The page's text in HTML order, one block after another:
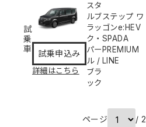
試
乗
車
試乗申込み
詳細はこちら
スタ
ルブ
ラッ
ク・
パー
ル/
ブラ
ック
ステップ ワ
ゴンe:HEV
SPADA
PREMIUM
LINE
ページ / 2